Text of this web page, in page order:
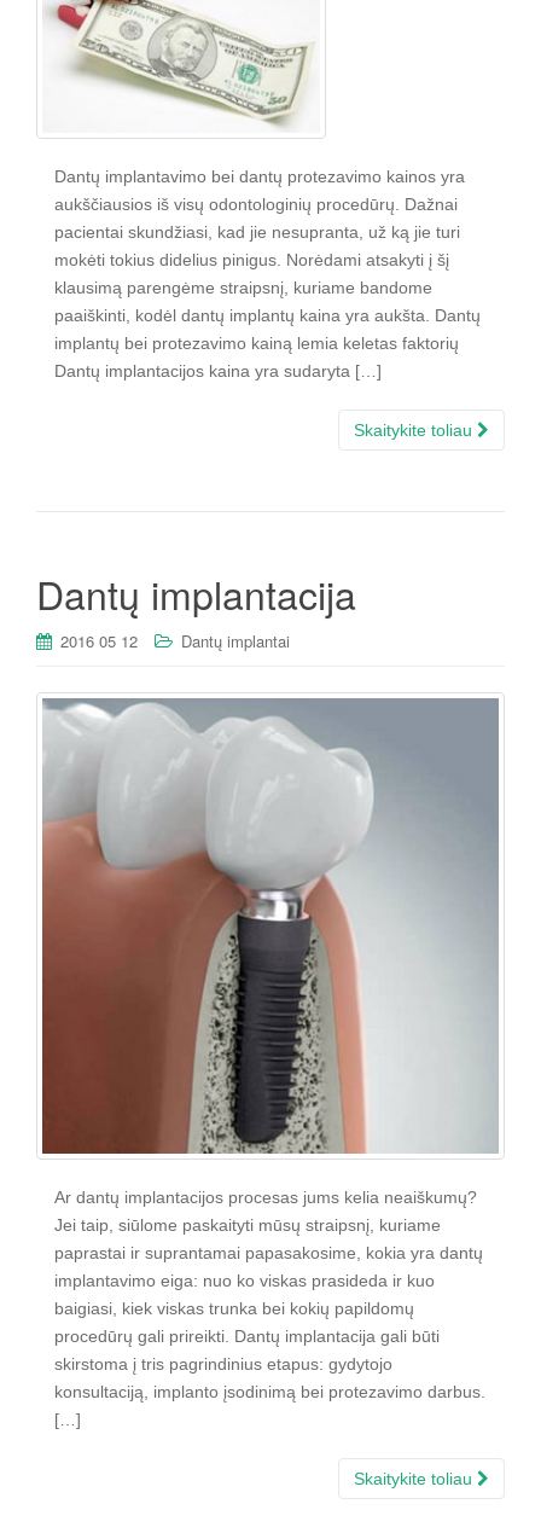
Dantų implantavimo bei dantų protezavimo kainos yra
aukščiausios iš visų odontologinių procedūrų. Dažnai
pacientai skundžiasi, kad jie nesupranta, už ką jie turi
mokėti tokius didelius pinigus. Norėdami atsakyti į šį
klausimą parengėme straipsnį, kuriame bandome
paaiškinti, kodėl dantų implantų kaina yra aukšta. Dantų
implantų bei protezavimo kainą lemia keletas faktorių
Dantų implantacijos kaina yra sudaryta […]
Skaitykite toliau
Dantų implantacija
2016 05 12 Dantų implantai
Ar dantų implantacijos procesas jums kelia neaiškumų?
Jei taip, siūlome paskaityti mūsų straipsnį, kuriame
paprastai ir suprantamai papasakosime, kokia yra dantų
implantavimo eiga: nuo ko viskas prasideda ir kuo
baigiasi, kiek viskas trunka bei kokių papildomų
procedūrų gali prireikti. Dantų implantacija gali būti
skirstoma į tris pagrindinius etapus: gydytojo
konsultaciją, implanto įsodinimą bei protezavimo darbus.
[…]
Skaitykite toliau